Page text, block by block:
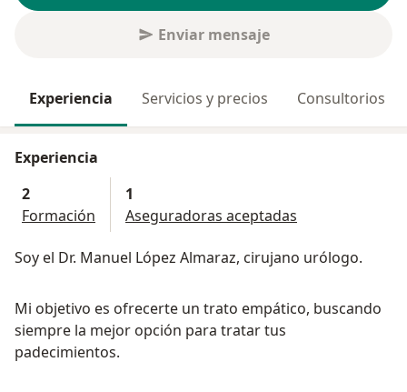
Enviar mensaje
Experiencia Servicios y precios Consultorios
Experiencia
2
Formación
1
Aseguradoras aceptadas
Soy el Dr. Manuel López Almaraz, cirujano urólogo.
Mi objetivo es ofrecerte un trato empático, buscando
siempre la mejor opción para tratar tus
padecimientos.